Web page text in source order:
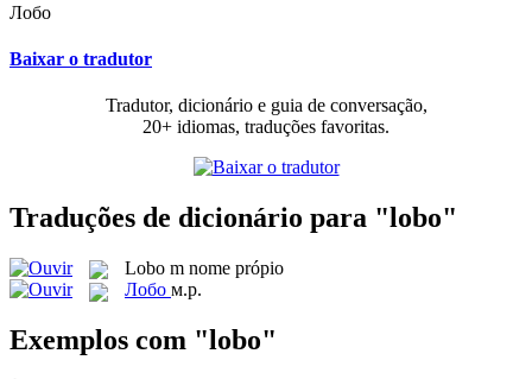
Лобо
Baixar o tradutor
Tradutor, dicionário e guia de conversação,
20+ idiomas, traduções favoritas.
Traduções de dicionário para "lobo"
Lobo m nome própio
Лобо м.р.
Exemplos com "lobo"